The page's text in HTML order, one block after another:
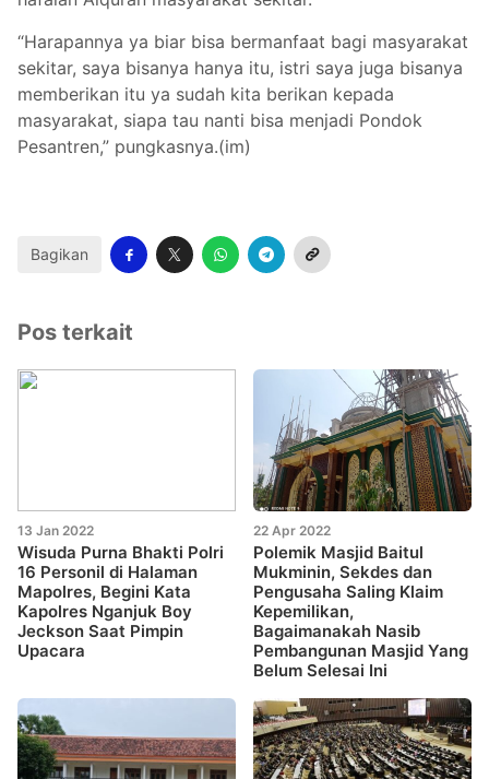
“Harapannya ya biar bisa bermanfaat bagi masyarakat
sekitar, saya bisanya hanya itu, istri saya juga bisanya
memberikan itu ya sudah kita berikan kepada
masyarakat, siapa tau nanti bisa menjadi Pondok
Pesantren,” pungkasnya.(im)
Bagikan
Pos terkait
13 Jan 2022
Wisuda Purna Bhakti Polri
16 Personil di Halaman
Mapolres, Begini Kata
Kapolres Nganjuk Boy
Jeckson Saat Pimpin
Upacara
22 Apr 2022
Polemik Masjid Baitul
Mukminin, Sekdes dan
Pengusaha Saling Klaim
Kepemilikan,
Bagaimanakah Nasib
Pembangunan Masjid Yang
Belum Selesai Ini